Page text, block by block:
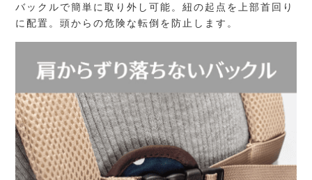
バックルで簡単に取り外し可能。紐の起点を上部首回り
に配置。頭からの危険な転倒を防止します。